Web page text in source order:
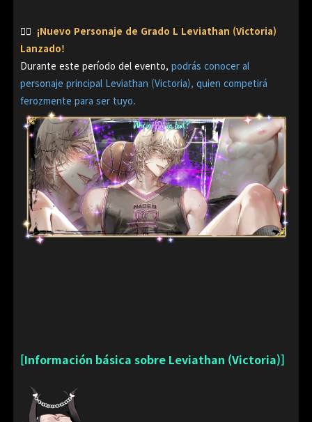
👉🏻 ¡Nuevo Personaje de Grado L Leviathan (Victoria)
Lanzado!
Durante este período del evento, podrás conocer al
personaje principal Leviathan (Victoria), quien competirá
ferozmente para ser tuyo.
[Información básica sobre Leviathan (Victoria)]